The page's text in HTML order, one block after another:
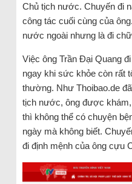
Chủ tịch nước. Chuyến đi
công tác cuối cùng của
nước ngoài nhưng là đi
Việc ông Trần Đại Quang
ngay khi sức khỏe còn rất
thường. Như Thoibao.de
tịch nước, ông được
thì không thể có chuyện
ngày mà không biết.
đi định mệnh của ông cựu